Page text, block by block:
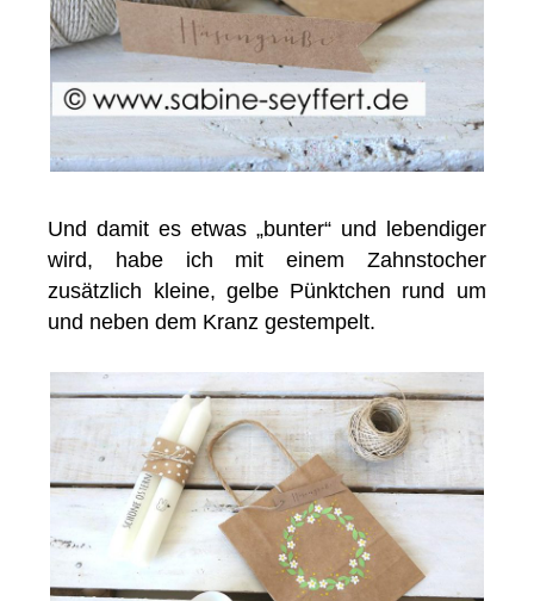
Und damit es etwas „bunter“ und lebendiger
wird, habe ich mit einem Zahnstocher
zusätzlich kleine, gelbe Pünktchen rund um
und neben dem Kranz gestempelt.